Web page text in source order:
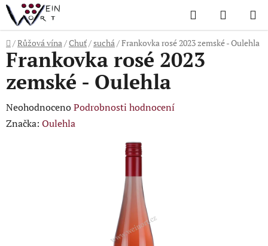
Přejít
na
obsah
Hledat
KOŠÍK
Domů
/Růžová vína/Chuť/suchá/Frankovka rosé 2023 zemské - Oulehla
Frankovka rosé 2023
zemské - Oulehla
Průměrné
hodnocení
NeohodnocenoPodrobnosti hodnocení
Značka: Oulehla